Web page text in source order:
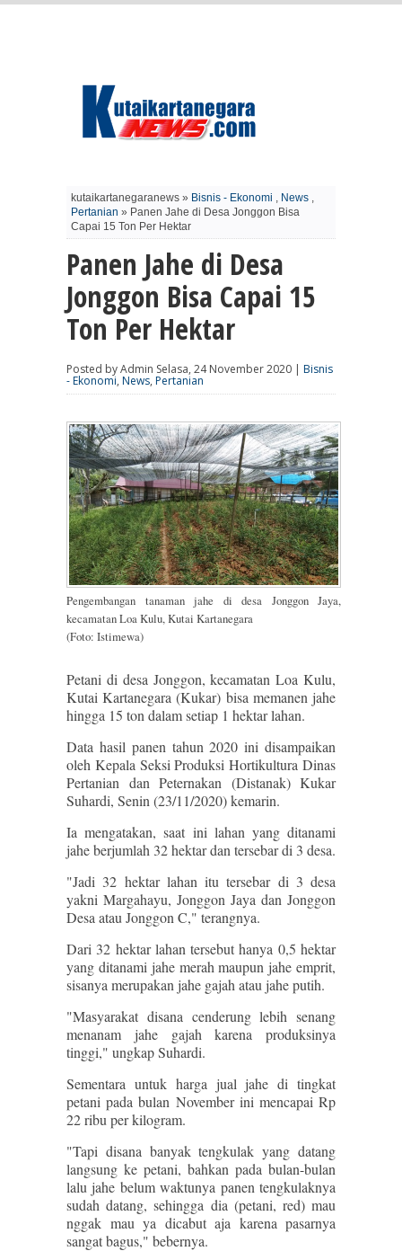
kutaikartanegaranews » Bisnis - Ekonomi , News ,
Pertanian » Panen Jahe di Desa Jonggon Bisa
Capai 15 Ton Per Hektar
Panen Jahe di Desa
Jonggon Bisa Capai 15
Ton Per Hektar
Posted by Admin Selasa, 24 November 2020 | Bisnis
- Ekonomi, News, Pertanian
Pengembangan tanaman jahe di desa Jonggon Jaya,
kecamatan Loa Kulu, Kutai Kartanegara
(Foto: Istimewa)
Petani di desa Jonggon, kecamatan Loa Kulu,
Kutai Kartanegara (Kukar) bisa memanen jahe
hingga 15 ton dalam setiap 1 hektar lahan.
Data hasil panen tahun 2020 ini disampaikan
oleh Kepala Seksi Produksi Hortikultura Dinas
Pertanian dan Peternakan (Distanak) Kukar
Suhardi, Senin (23/11/2020) kemarin.
Ia mengatakan, saat ini lahan yang ditanami
jahe berjumlah 32 hektar dan tersebar di 3 desa.
"Jadi 32 hektar lahan itu tersebar di 3 desa
yakni Margahayu, Jonggon Jaya dan Jonggon
Desa atau Jonggon C," terangnya.
Dari 32 hektar lahan tersebut hanya 0,5 hektar
yang ditanami jahe merah maupun jahe emprit,
sisanya merupakan jahe gajah atau jahe putih.
"Masyarakat disana cenderung lebih senang
menanam jahe gajah karena produksinya
tinggi," ungkap Suhardi.
Sementara untuk harga jual jahe di tingkat
petani pada bulan November ini mencapai Rp
22 ribu per kilogram.
"Tapi disana banyak tengkulak yang datang
langsung ke petani, bahkan pada bulan-bulan
lalu jahe belum waktunya panen tengkulaknya
sudah datang, sehingga dia (petani, red) mau
nggak mau ya dicabut aja karena pasarnya
sangat bagus," bebernya.